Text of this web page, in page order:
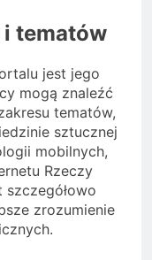
tematów
jest jego
mogą znaleźć
tematów,
sztucznej
mobilnych,
Rzeczy
zrozumienie